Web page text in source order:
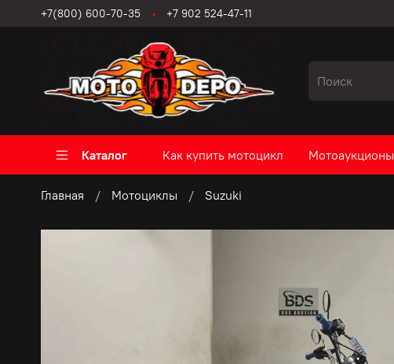
+7(800) 600-70-35 +7 902 524-47-11
Каталог Как купить мотоцикл Мотоаукционы
Главная Мотоциклы Suzuki